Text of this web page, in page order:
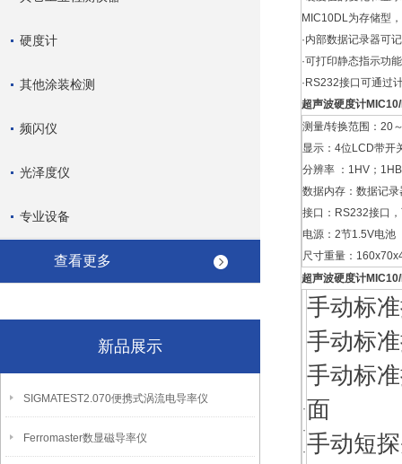
硬度计
其他涂装检测
频闪仪
光泽度仪
专业设备
查看更多
新品展示
SIGMATEST2.070便携式涡流电导率仪
Ferromaster数显磁导率仪
MIC10DL为存储型
·内部数据记录器可
·可打印静态指示功
·RS232接口可通过
超声波硬度计
测量/转换范围：20
显示：4位LCD带开
分辨率 ：1HV；
数据内存：数据记
接口：RS232接口
电源：2节1.5V电池
尺寸重量：
超声波硬度计
·
·
·
手动标
手动标
手动标
面
手动短